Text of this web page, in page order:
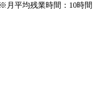
平均残業時間：10時間